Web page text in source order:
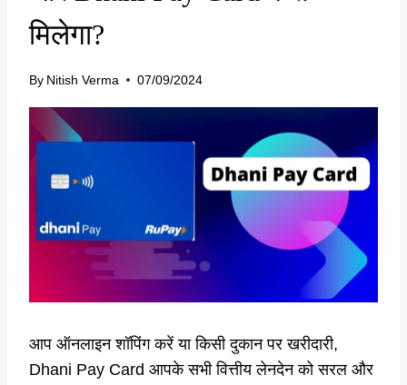
मिलेगा?
By Nitish Verma 07/09/2024
आप ऑनलाइन शॉपिंग करें या किसी दुकान पर खरीदारी,
Dhani Pay Card आपके सभी वित्तीय लेनदेन को सरल और